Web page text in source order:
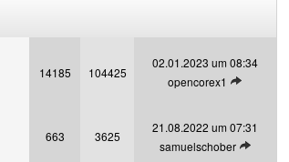
14185 104425
02.01.2023 um 08:34
opencorex1 Letzten
663 3625
21.08.2022 um 07:31
samuelschober Letzten